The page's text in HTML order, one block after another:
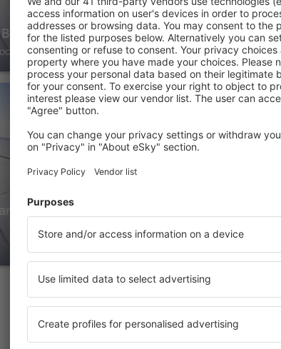
B&B HOTEL Troyes Centre
Troyes, 14 srpna 2026, 2 noci
Saint
TROYES
Le Champ des Oiseaux Hôtel
Zobrazit více hotelů Saint-